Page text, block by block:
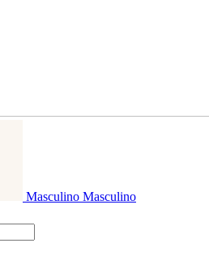
Masculino Masculino